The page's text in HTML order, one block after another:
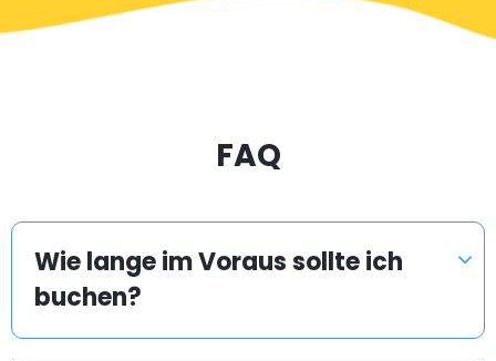
FAQ
Wie lange im Voraus sollte ich
buchen?